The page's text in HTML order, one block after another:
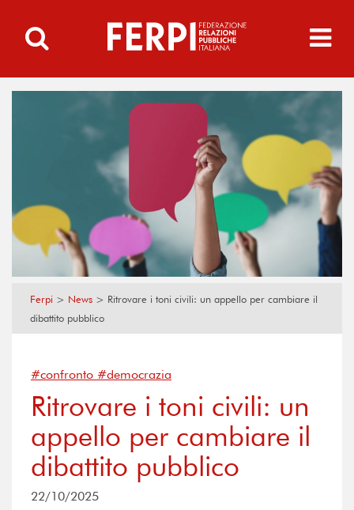
Ferpi > News > Ritrovare i toni civili: un appello per cambiare il
dibattito pubblico
#confronto #democrazia
Ritrovare i toni civili: un
appello per cambiare il
dibattito pubblico
22/10/2025